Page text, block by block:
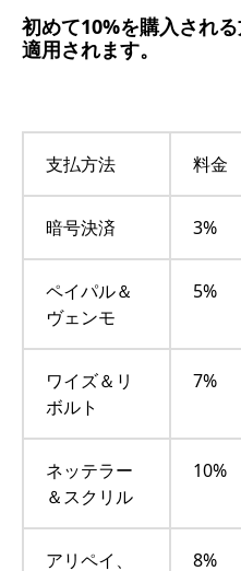
初めて10%を購入され
適用されます。
支払方法 料金
暗号決済 3%
ペイパル＆
ヴェンモ
5%
ワイズ＆リ
ボルト
7%
ネッテラー
＆スクリル
10%
アリペイ、 8%